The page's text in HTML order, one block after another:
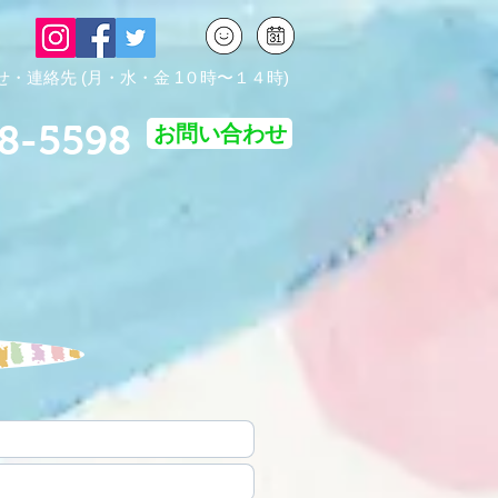
・連絡先 (月・水・金 1０時〜１４時)
5598 お問い合わせ